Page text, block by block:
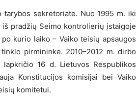
sekretoriate. Nuo 1995 m. iki
pradžių Seimo kontrolierių įstaigoje
kurio laiko – Vaiko teisių apsaugos
pirmininke. 2010–2012 m. dirbo
16 d. Lietuvos Respublikos
Konstitucijos komisijai bei Vaiko
komitetui.